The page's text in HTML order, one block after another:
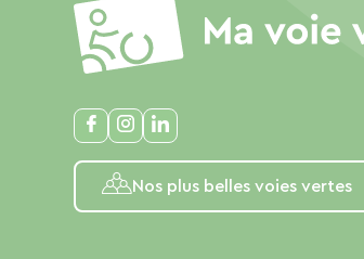
Nos plus belles voies vertes